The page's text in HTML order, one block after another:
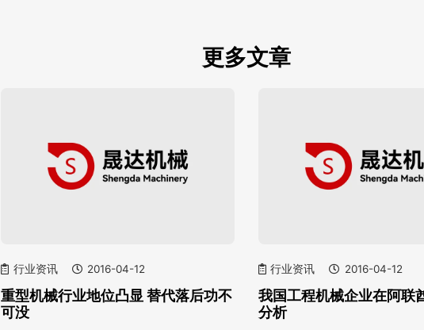
更多文章
行业资讯 2016-04-12
重型机械行业地位凸显 替代落后功不
可没
行业资讯 2016-04-12
我国工程机械企业在阿联
分析